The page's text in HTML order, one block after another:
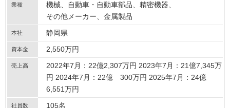
業種 機械 自動車・自動車部品
精密機器
その他メーカー
金属製品
本社 静岡県
資本金 2,550万円
売上高
2022年7月：22億2,307万円 2023年7月：21億7,345万
円 2024年7月：22億 300万円 2025年7月：24億
6,551万円
社員数 105名